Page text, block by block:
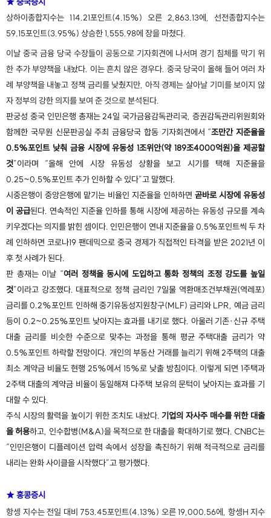
상하이종합지수는 114.21포인트(4.15%) 오른 2,863.13에, 선전종합지수는
59.15포인트(3.95%) 상승한 1,555.98에 장을 마쳤다.
이날 중국 금융 당국 수장들이 공동으로 기자회견에 나서며 경기 침체를 막기 위
한 추가 부양책을 내놨다. 이는 흔치 않은 경우다. 중국 당국이 올해 들어 여러 차
례 부양책을 내놓고 정책 금리를 낮췄지만, 아직 경제는 살아날 기미를 보이지 않
자 정부의 강한 의지를 보여 준 것으로 분석된다.
판궁성 중국 인민은행 총재는 24일 국가금융감독관리국, 증권감독관리위원회와
함께한 국무원 신문판공실 주최 금융당국 합동 기자회견에서 “조만간 지준율을
0.5%포인트 낮춰 금융 시장에 유동성 1조위안(약 189조4000억원)을 제공할
것”이라며 “올해 안에 시장 유동성 상황을 보고 시기를 택해 지준율을
0.25~0.5%포인트 추가 인하할 수 있다”고 말했다.
시중은행이 중앙은행에 맡기는 비율인 지준율을 인하하면 곧바로 시장에 유동성
이 공급된다. 연속적인 지준율 인하를 통해 시장에 제공하는 유동성 규모를 계속
키우겠다는 의지를 밝힌 셈이다. 인민은행이 연내 지준율을 0.5%포인트씩 두 차
례 인하하면 코로나19 팬데믹으로 중국 경제가 직접적인 타격을 받은 2021년 이
후 첫 사례가 된다.
판 총재는 이날 “여러 정책을 동시에 도입하고 통화 정책의 조정 강도를 높일
것”이라고 강조했다. 대표적으로 정책 금리인 7일물 역환매조건부채권(역레포)
금리를 0.2%포인트 인하해 중기유동성지원창구(MLF) 금리와 LPR, 예금 금리
등이 0.2~0.25%포인트 낮아지는 효과를 내기로 했다. 아울러 기존·신규 주택
대출 금리를 비슷한 수준으로 맞추는 과정을 통해 평균 주택대출 금리가 약
0.5%포인트 하락할 전망이다. 개인의 부동산 거래를 늘리기 위해 2주택의 대출
최소 계약금 비율도 현행 25%에서 15%로 낮출 방침이다. 이렇게 되면 1주택과
2주택 대출의 계약금 비율이 동일해져 다주택 보유의 문턱이 낮아지는 효과를 기
대할 수 있다.
주식 시장의 활력을 높이기 위한 조치도 내놨다.기업의 자사주 매수를 위한 대출
을 허용하고, 인수합병(M&A)을 목적으로 한 대출을 확대하기로 했다. CNBC는
“인민은행이 디플레이션 압력 속에서 성장을 촉진하기 위해 적극적으로 금리를
내리는 완화 사이클을 시작했다”고 평가했다.
★ 홍콩증시
항셍 지수는 전일 대비 753.45포인트(4.13%) 오른 19,000.56에, 항셍H 지수